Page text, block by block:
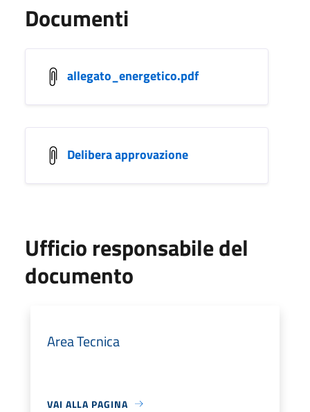
Documenti
allegato_energetico.pdf
Delibera approvazione
Ufficio responsabile del
documento
Area Tecnica
VAI ALLA PAGINA